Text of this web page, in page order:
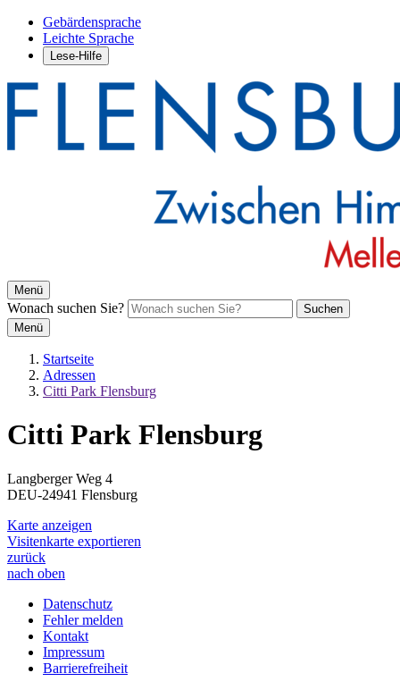
Gebärdensprache
Leichte Sprache
Lese-Hilfe
Menü
Wonach suchen Sie?
Suchen
Menü
Startseite
Adressen
Citti Park Flensburg
Citti Park Flensburg
Langberger Weg 4
DEU-24941 Flensburg
Karte anzeigen
Visitenkarte exportieren
zurück
nach oben
Datenschutz
Fehler melden
Kontakt
Impressum
Barrierefreiheit